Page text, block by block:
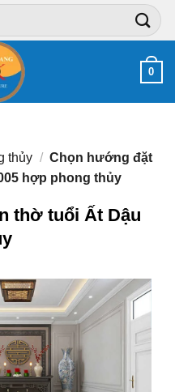
0
thủy / Chọn hướng đặt
hợp phong thủy
thờ tuổi Ất Dậu